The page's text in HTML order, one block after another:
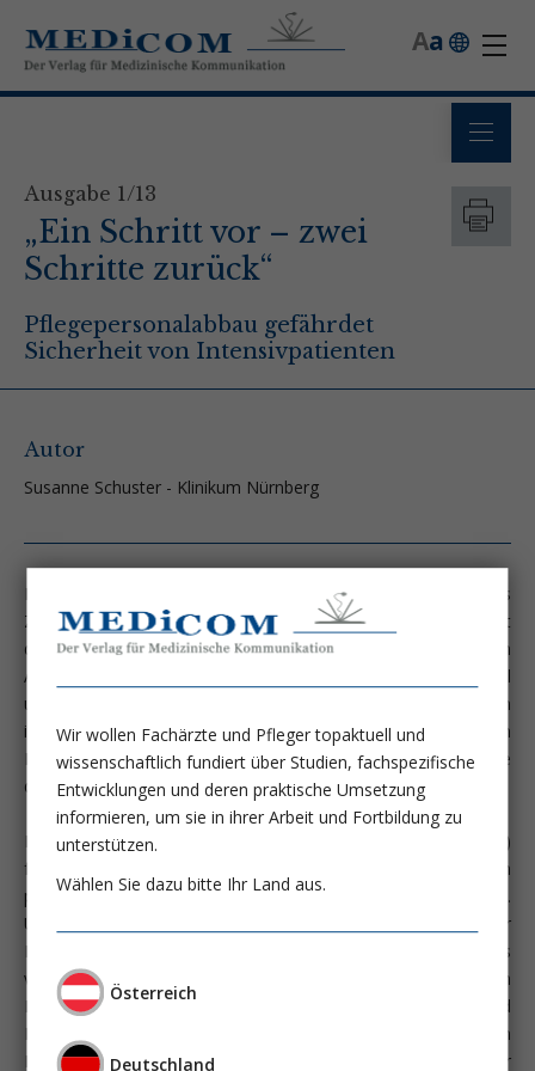
a
A
Ausgabe 1/13
„Ein Schritt vor – zwei
Schritte zurück“
Pflegepersonalabbau gefährdet
Sicherheit von Intensivpatienten
Autor
Susanne Schuster - Klinikum Nürnberg
Der Begriff Pflegenotstand beschreibt nicht nur ein mögliches
Zukunftsszenarium für deutsche Kliniken, sondern begegnet
den meisten Pflegenden bereits jetzt in ihrem täglichen
Arbeiten. Das Arbeiten in Unterbesetzung ist der Normalfall
und individuelle Wünsche und Bedürfnisse der Patienten
innerhalb der pflegerischen Versorgung werden zum Luxus. Ein
Pflegepersonalmangel im Bereich der Intensivpflege könnte
den Patienten jedoch noch mehr als nur diesen Luxus kosten.
Das Deutsche Institut für angewandte Pflegeforschung (DIP)
führt bereits seit 2001 in regelmäßigen Abständen
pflegewissenschaftliche Studien (Pflege-Thermometer) durch.
Untersucht werden dabei die Zusammenhänge zwischen der
Pflegepersonalausstattung und der Versorgungsqualität aus
verschiedenen Perspektiven. Im Jahr 2012 haben sich
Pflegewissenschaftler mit der Situation der Pflege und
Patientenversorgung auf Intensivstationen (ICU) im
Krankenhaus auseinandergesetzt (Isfort, M; Die Schwester der
Wir wollen Fachärzte und Pfleger topaktuell und
wissenschaftlich fundiert über Studien, fachspezifische
Entwicklungen und deren praktische Umsetzung
informieren, um sie in ihrer Arbeit und Fortbildung zu
unterstützen.
Wählen Sie dazu bitte Ihr Land aus.
Österreich
Deutschland